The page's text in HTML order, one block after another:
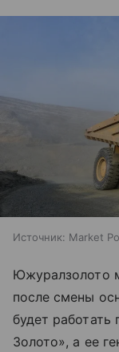
Источник: Market
Южуралзолото
после смены
будет
Золото», а ее